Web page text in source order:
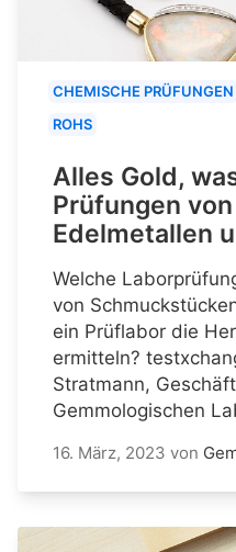
CHEMISCHE PRÜFUNGEN
ROHS
Alles Gold,
Prüfungen
Edelmetallen
Welche
von
ein Prüflabor die
ermitteln?
Stratmann,
Gemmologischen
16. März, 2023 von